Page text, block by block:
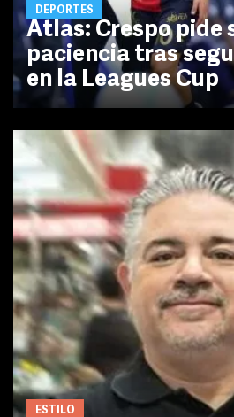
DEPORTES
Atlas: Crespo pide
paciencia tras
en la Leagues Cup
ESTILO